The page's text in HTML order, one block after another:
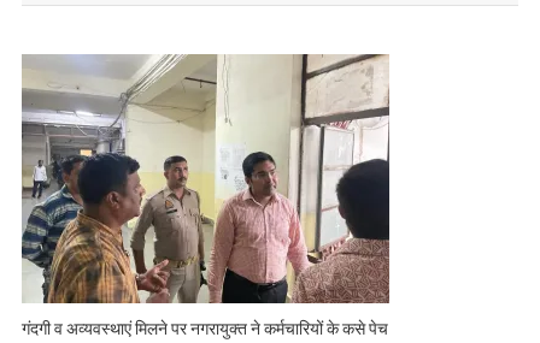
गंदगी व अव्यवस्थाएं मिलने पर नगरायुक्त ने कर्मचारियों के कसे पेच